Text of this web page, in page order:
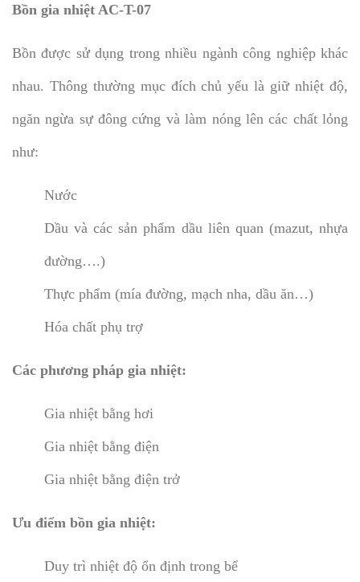
Bồn gia nhiệt AC-T-07
Bồn được sử dụng trong nhiều ngành công nghiệp khác
nhau. Thông thường mục đích chủ yếu là giữ nhiệt độ,
ngăn ngừa sự đông cứng và làm nóng lên các chất lỏng
như:
Nước
Dầu và các sản phẩm dầu liên quan (mazut, nhựa
đường….)
Thực phẩm (mía đường, mạch nha, dầu ăn…)
Hóa chất phụ trợ
Các phương pháp gia nhiệt:
Gia nhiệt bằng hơi
Gia nhiệt bằng điện
Gia nhiệt bằng điện trở
Ưu điểm bồn gia nhiệt:
Duy trì nhiệt độ ổn định trong bể